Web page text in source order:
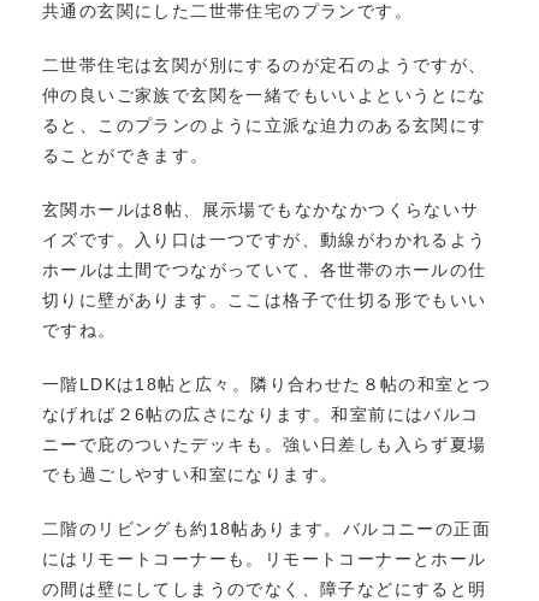
共通の玄関にした二世帯住宅のプランです。
二世帯住宅は玄関が別にするのが定石のようですが、
仲の良いご家族で玄関を一緒でもいいよというとにな
ると、このプランのように立派な迫力のある玄関にす
ることができます。
玄関ホールは8帖、展示場でもなかなかつくらないサ
イズです。入り口は一つですが、動線がわかれるよう
ホールは土間でつながっていて、各世帯のホールの仕
切りに壁があります。ここは格子で仕切る形でもいい
ですね。
一階LDKは18帖と広々。隣り合わせた８帖の和室とつ
なげれば２6帖の広さになります。和室前にはバルコ
ニーで庇のついたデッキも。強い日差しも入らず夏場
でも過ごしやすい和室になります。
二階のリビングも約18帖あります。バルコニーの正面
にはリモートコーナーも。リモートコーナーとホール
の間は壁にしてしまうのでなく、障子などにすると明